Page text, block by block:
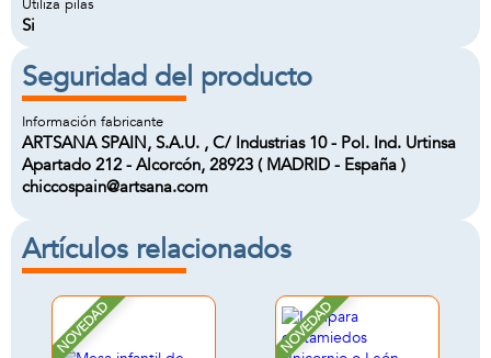
Utiliza pilas
Si
Seguridad del producto
Información fabricante
ARTSANA SPAIN, S.A.U. , C/ Industrias 10 - Pol. Ind. Urtinsa
Apartado 212 - Alcorcón, 28923 ( MADRID - España )
chiccospain@artsana.com
Artículos relacionados
NOVEDAD NOVEDAD